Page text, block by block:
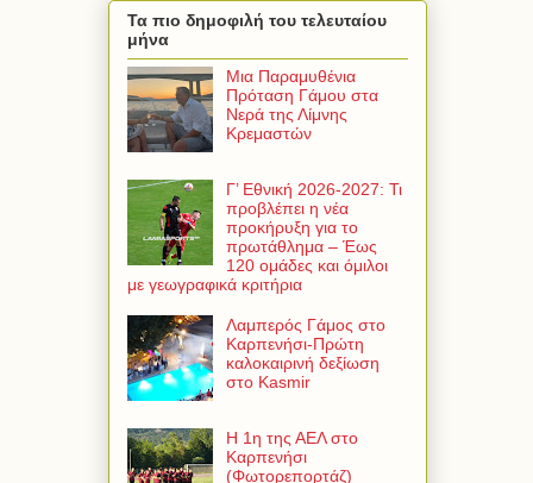
Τα πιο δημοφιλή του τελευταίου
μήνα
Μια Παραμυθένια
Πρόταση Γάμου στα
Νερά της Λίμνης
Κρεμαστών
Γ’ Εθνική 2026-2027: Τι
προβλέπει η νέα
προκήρυξη για το
πρωτάθλημα – Έως
120 ομάδες και όμιλοι
με γεωγραφικά κριτήρια
Λαμπερός Γάμος στο
Καρπενήσι-Πρώτη
καλοκαιρινή δεξίωση
στο Kasmir
Η 1η της ΑΕΛ στο
Καρπενήσι
(Φωτορεπορτάζ)